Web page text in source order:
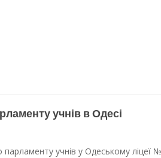
учнів в Одесі
учнів у Одеському ліцеї